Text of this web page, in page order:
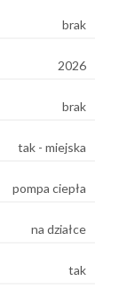
brak
2026
brak
tak - miejska
pompa ciepła
na działce
tak